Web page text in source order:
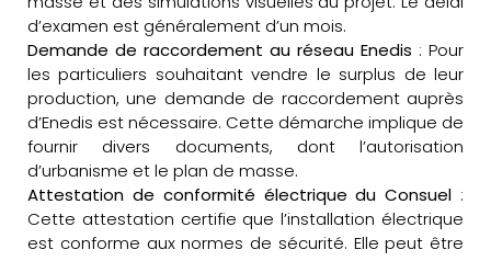
d’examen est généralement d’un mois.
Demande de raccordement au réseau Enedis : Pour
les particuliers souhaitant vendre le surplus de leur
production, une demande de raccordement auprès
d’Enedis est nécessaire. Cette démarche implique de
fournir divers documents, dont l’autorisation
d’urbanisme et le plan de masse.
Attestation de conformité électrique du Consuel :
Cette attestation certifie que l’installation électrique
est conforme aux normes de sécurité. Elle peut être